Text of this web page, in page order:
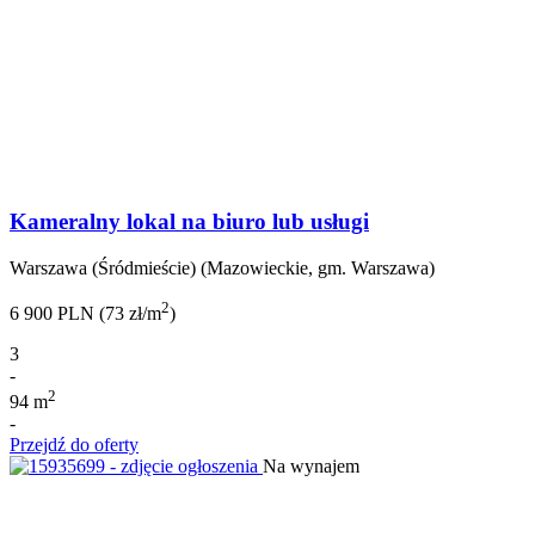
Kameralny lokal na biuro lub usługi
Warszawa (Śródmieście) (Mazowieckie, gm. Warszawa)
6 900 PLN (73 zł/m2)
3
-
94 m2
-
Przejdź do oferty
Na wynajem